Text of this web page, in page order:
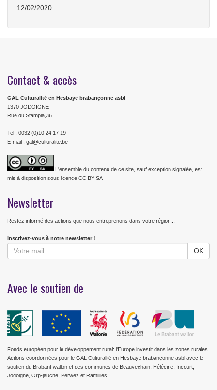
12/02/2020
Contact & accès
GAL Culturalité en Hesbaye brabançonne asbl
1370 JODOIGNE
Rue du Stampia,36
Tel : 0032 (0)10 24 17 19
E-mail : gal@culturalite.be
L'ensemble du contenu de ce site, sauf exception signalée, est
mis à disposition sous licence CC BY SA
Newsletter
Restez informé des actions que nous entreprenons dans votre région...
Inscrivez-vous à notre newsletter !
Avec le soutien de
Fonds européen pour le développement rural: l'Europe investit dans les zones rurales.
Actions coordonnées pour le GAL Culturalité en Hesbaye brabançonne asbl avec le
soutien du Brabant wallon et des communes de Beauvechain, Hélécine, Incourt,
Jodoigne, Orp-jauche, Perwez et Ramillies